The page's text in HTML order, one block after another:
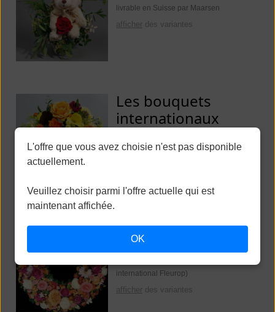
livrable en Suisse par Maarsen
afficher des variantes
Les bouquets
internationaux
livrable: mondial (en Suisse Maarsen,
Fleurs funèbres
de 250, photo 350 CHF
international Fleurop)
afficher des variantes
L'offre que vous avez choisie n'est pas disponible
actuellement.
Veuillez choisir parmi l'offre actuelle qui est
maintenant affichée.
OK